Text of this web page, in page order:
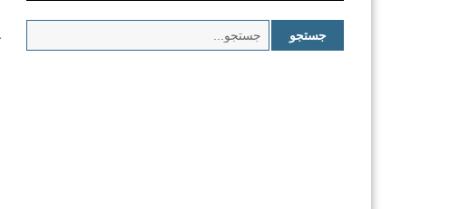
برای: